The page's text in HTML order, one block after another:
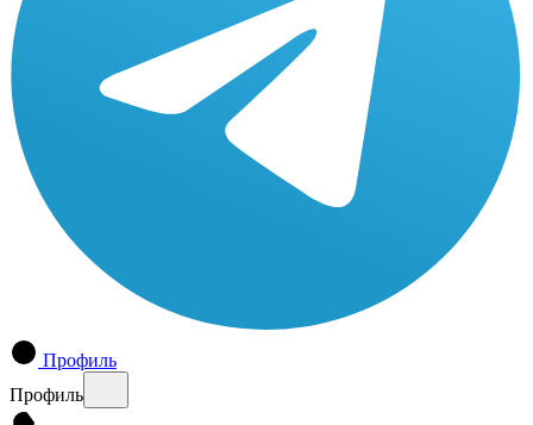
Профиль
Профиль